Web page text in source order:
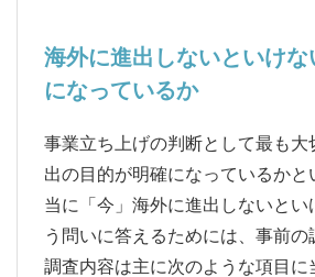
海外に進出しないといけ
になっているか
事業立ち上げの判断として最も大
出の目的が明確になっているかと
当に「今」海外に進出しないとい
う問いに答えるためには、事前の
調査内容は主に次のような項目に